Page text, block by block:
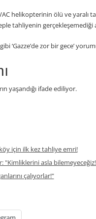
helikopterinin ölü ve yaralı
tahliyenin gerçekleşemediği
‘Gazze’de zor bir gece’
yaşandığı ifade ediliyor.
için ilk kez tahliye emri!
"Kimliklerini asla
çalıyorlar!"